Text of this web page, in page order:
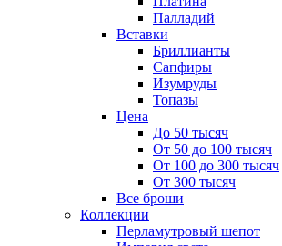
Палладий
Вставки
Бриллианты
Сапфиры
Изумруды
Топазы
Цена
До 50 тысяч
От 50 до 100 тысяч
От 100 до 300 тысяч
От 300 тысяч
Все броши
Коллекции
Перламутровый шепот